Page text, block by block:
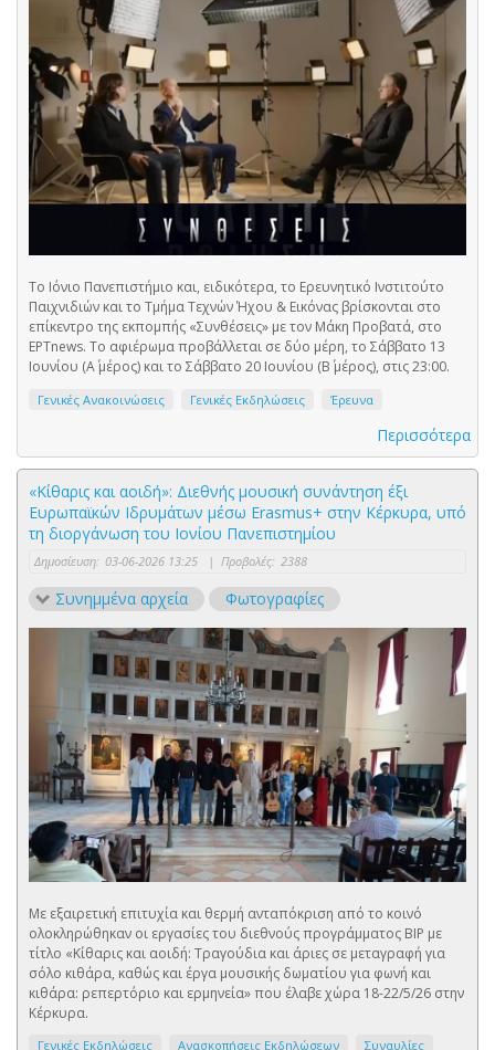
Το Ιόνιο Πανεπιστήμιο και, ειδικότερα, το Ερευνητικό Ινστιτούτο
Παιχνιδιών και το Τμήμα Τεχνών Ήχου & Εικόνας βρίσκονται στο
επίκεντρο της εκπομπής «Συνθέσεις» με τον Μάκη Προβατά, στο
ΕΡΤnews. Το αφιέρωμα προβάλλεται σε δύο μέρη, το Σάββατο 13
Ιουνίου (Α΄ μέρος) και το Σάββατο 20 Ιουνίου (Β΄ μέρος), στις 23:00.
Γενικές Ανακοινώσεις Γενικές Εκδηλώσεις Έρευνα
Περισσότερα
«Κίθαρις και αοιδή»: Διεθνής μουσική συνάντηση έξι
Ευρωπαϊκών Ιδρυμάτων μέσω Erasmus+ στην Κέρκυρα, υπό
τη διοργάνωση του Ιονίου Πανεπιστημίου
Δημοσίευση: 03-06-2026 13:25 | Προβολές: 2388
Συνημμένα αρχεία Φωτογραφίες
Με εξαιρετική επιτυχία και θερμή ανταπόκριση από το κοινό
ολοκληρώθηκαν οι εργασίες του διεθνούς προγράμματος BIP με
τίτλο «Κίθαρις και αοιδή: Τραγούδια και άριες σε μεταγραφή για
σόλο κιθάρα, καθώς και έργα μουσικής δωματίου για φωνή και
κιθάρα: ρεπερτόριο και ερμηνεία» που έλαβε χώρα 18-22/5/26 στην
Κέρκυρα.
Γενικές Εκδηλώσεις Ανασκοπήσεις Εκδηλώσεων
Συναυλίες